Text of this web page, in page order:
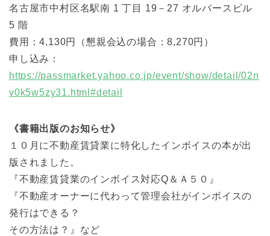
名古屋市中村区名駅南 1 丁目 19－27 オルバースビル
5 階
費用：4,130円（懇親会込の場合：8,270円）
申し込み：
https://passmarket.yahoo.co.jp/event/show/detail/02n
v0k5w5zy31.html#detail
《書籍出版のお知らせ》
１０月に不動産賃貸業に特化したインボイスの本が出
版されました。
『不動産賃貸業のインボイス対応Q＆Ａ５０』
『不動産オーナーに代わって管理会社がインボイスの
発行はできる？
その方法は？』など